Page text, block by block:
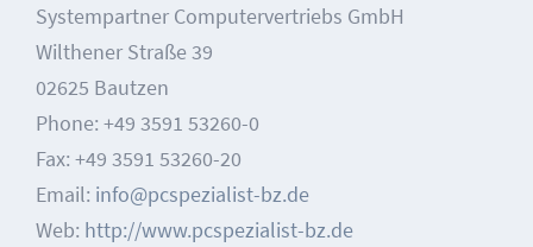
Systempartner Computervertriebs GmbH
Wilthener Straße 39
02625 Bautzen
Phone: +49 3591 53260-0
Fax: +49 3591 53260-20
Email: info@pcspezialist-bz.de
Web: http://www.pcspezialist-bz.de